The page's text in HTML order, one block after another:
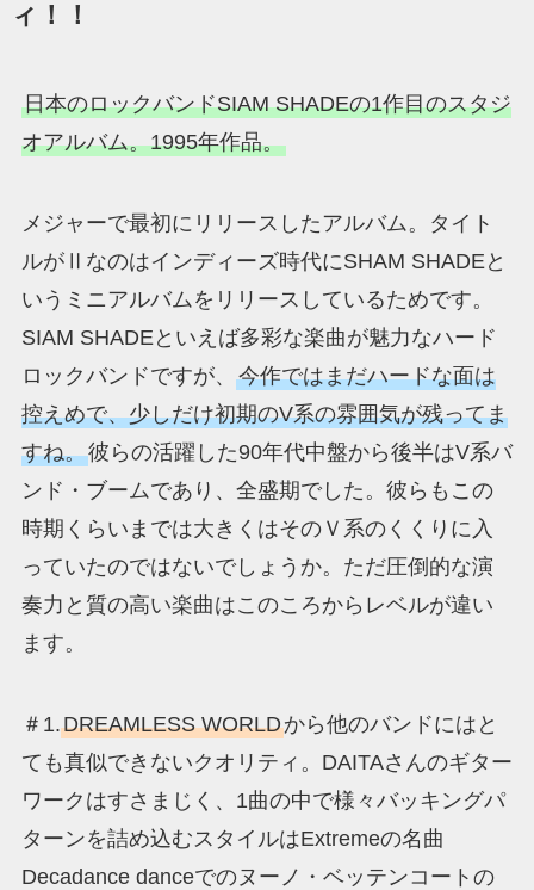
ィ！！
日本のロックバンドSIAM SHADEの1作目のスタジ
オアルバム。1995年作品。
メジャーで最初にリリースしたアルバム。タイト
ルがⅡなのはインディーズ時代にSHAM SHADEと
いうミニアルバムをリリースしているためです。
SIAM SHADEといえば多彩な楽曲が魅力なハード
ロックバンドですが、 今作ではまだハードな面は
控えめで、少しだけ初期のV系の雰囲気が残ってま
すね。彼らの活躍した90年代中盤から後半はV系バ
ンド・ブームであり、全盛期でした。彼らもこの
時期くらいまでは大きくはそのＶ系のくくりに入
っていたのではないでしょうか。ただ圧倒的な演
奏力と質の高い楽曲はこのころからレベルが違い
ます。
＃1.DREAMLESS WORLDから他のバンドにはと
ても真似できないクオリティ。DAITAさんのギター
ワークはすさまじく、1曲の中で様々バッキングパ
ターンを詰め込むスタイルはExtremeの名曲
Decadance danceでのヌーノ・ベッテンコートの